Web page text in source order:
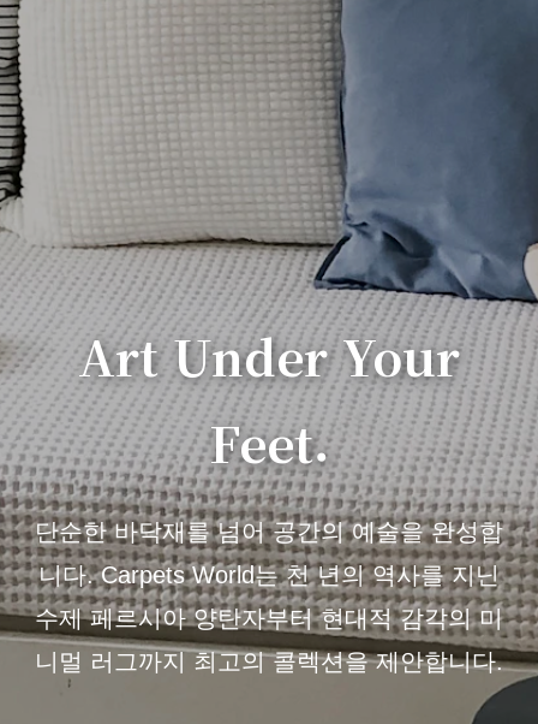
Art Under Your
Feet.
단순한 바닥재를 넘어 공간의 예술을 완성합
니다. Carpets World는 천 년의 역사를 지닌
수제 페르시아 양탄자부터 현대적 감각의 미
니멀 러그까지 최고의 콜렉션을 제안합니다.